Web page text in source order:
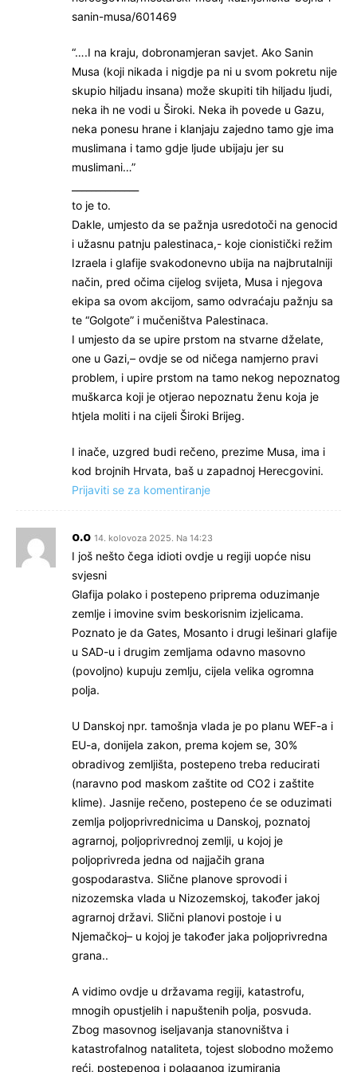
sanin-musa/601469
“….I na kraju, dobronamjeran savjet. Ako Sanin
Musa (koji nikada i nigdje pa ni u svom pokretu nije
skupio hiljadu insana) može skupiti tih hiljadu ljudi,
neka ih ne vodi u Široki. Neka ih povede u Gazu,
neka ponesu hrane i klanjaju zajedno tamo gje ima
muslimana i tamo gdje ljude ubijaju jer su
muslimani…”
to je to.
Dakle, umjesto da se pažnja usredotoči na genocid
i užasnu patnju palestinaca,- koje cionistički režim
Izraela i glafije svakodonevno ubija na najbrutalniji
način, pred očima cijelog svijeta, Musa i njegova
ekipa sa ovom akcijom, samo odvraćaju pažnju sa
te “Golgote” i mučeništva Palestinaca.
I umjesto da se upire prstom na stvarne dželate,
one u Gazi,– ovdje se od ničega namjerno pravi
problem, i upire prstom na tamo nekog nepoznatog
muškarca koji je otjerao nepoznatu ženu koja je
htjela moliti i na cijeli Široki Brijeg.
I inače, uzgred budi rečeno, prezime Musa, ima i
kod brojnih Hrvata, baš u zapadnoj Herecgovini.
Prijaviti se za komentiranje
o.o 14. kolovoza 2025. Na 14:23
I još nešto čega idioti ovdje u regiji uopće nisu
svjesni
Glafija polako i postepeno priprema oduzimanje
zemlje i imovine svim beskorisnim izjelicama.
Poznato je da Gates, Mosanto i drugi lešinari glafije
u SAD-u i drugim zemljama odavno masovno
(povoljno) kupuju zemlju, cijela velika ogromna
polja.
U Danskoj npr. tamošnja vlada je po planu WEF-a i
EU-a, donijela zakon, prema kojem se, 30%
obradivog zemljišta, postepeno treba reducirati
(naravno pod maskom zaštite od CO2 i zaštite
klime). Jasnije rečeno, postepeno će se oduzimati
zemlja poljoprivrednicima u Danskoj, poznatoj
agrarnoj, poljoprivrednoj zemlji, u kojoj je
poljoprivreda jedna od najjačih grana
gospodarastva. Slične planove sprovodi i
nizozemska vlada u Nizozemskoj, također jakoj
agrarnoj državi. Slični planovi postoje i u
Njemačkoj– u kojoj je također jaka poljoprivredna
grana..
A vidimo ovdje u državama regiji, katastrofu,
mnogih opustjelih i napuštenih polja, posvuda.
Zbog masovnog iseljavanja stanovništva i
katastrofalnog nataliteta, tojest slobodno možemo
reći, postepenog i polaganog izumiranja